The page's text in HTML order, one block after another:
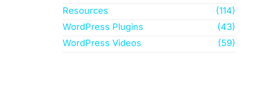
Resources
(114)
WordPress Plugins
(43)
WordPress Videos
(59)